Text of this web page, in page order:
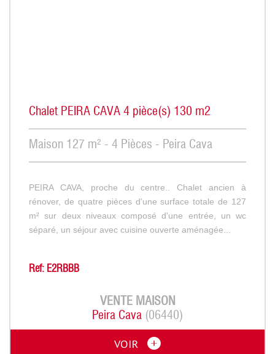
Chalet PEIRA CAVA 4 pièce(s) 130 m2
Maison 127 m² - 4 Pièces - Peira Cava
PEIRA CAVA, proche du centre.. Chalet ancien à
rénover, de quatre pièces d'une surface totale de 127
m² sur deux niveaux composé d'une entrée, un wc
séparé, un séjour avec cuisine ouverte aménagée...
Ref: E2RBBB
VENTE MAISON
Peira Cava (06440)
VOIR